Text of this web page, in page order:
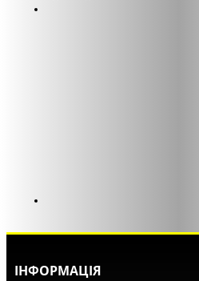
ІНФОРМАЦІЯ